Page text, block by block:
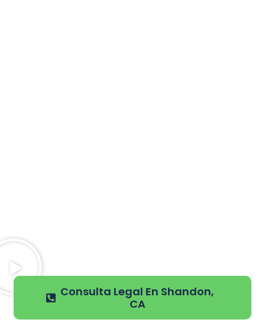
Consulta Legal En Shandon,
CA